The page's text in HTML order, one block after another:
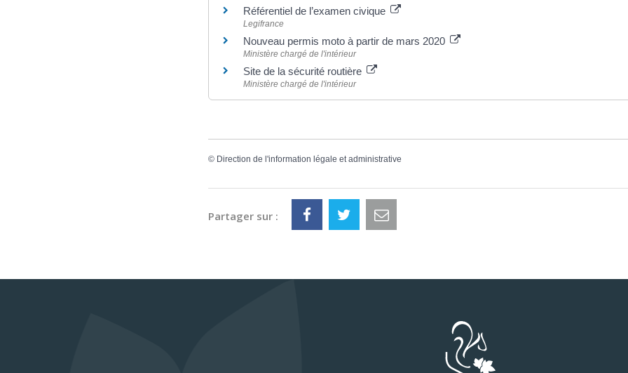
Référentiel de l’examen civique
Legifrance
Nouveau permis moto à partir de mars 2020
Ministère chargé de l'intérieur
Site de la sécurité routière
Ministère chargé de l'intérieur
© Direction de l'information légale et administrative
Partager sur :